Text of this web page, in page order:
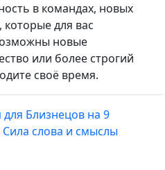
в командах, новых
для вас
новые
или более строгий
своё время.
для Близнецов на 9
слова и смыслы